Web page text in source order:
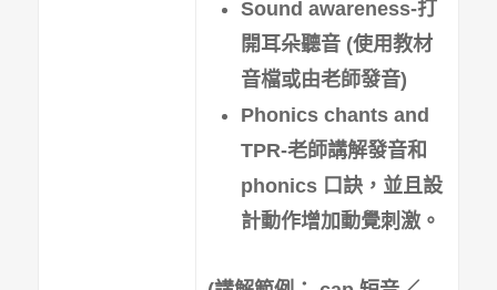
Sound awareness-打
開耳朵聽音(使用教材
音檔或由老師發音)
Phonics chants and
TPR-老師講解發音和
phonics 口訣，並且設
計動作增加動覺刺激。